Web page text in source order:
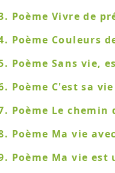
Poème Vivre de
Poème Couleurs
Poème Sans vie,
Poème C'est sa vie
Poème Le chemin
Poème Ma vie
Poème Ma vie